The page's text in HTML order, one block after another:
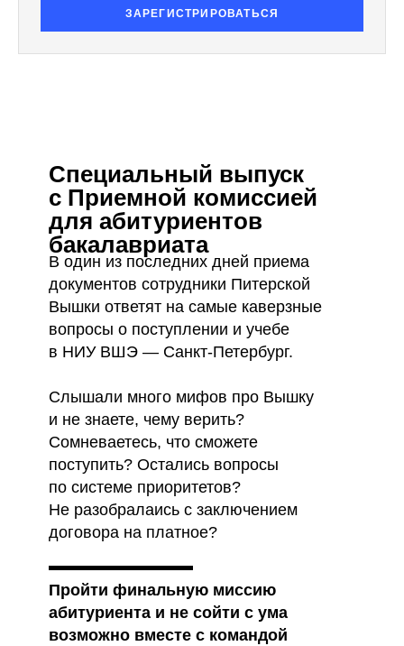
ЗАРЕГИСТРИРОВАТЬСЯ
Специальный выпуск
с Приемной комиссией
для абитуриентов
бакалавриата
В один из последних дней приема
документов сотрудники Питерской
Вышки ответят на самые каверзные
вопросы о поступлении и учебе
в НИУ ВШЭ — Санкт-Петербург.
Слышали много мифов про Вышку
и не знаете, чему верить?
Сомневаетесь, что сможете
поступить? Остались вопросы
по системе приоритетов?
Не разобралаись с заключением
договора на платное?
Пройти финальную миссию
абитуриента и не сойти с ума
возможно вместе с командой